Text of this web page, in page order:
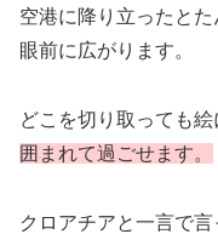
空港に降り立ったと
眼前に広がります。
どこを切り取っても絵
囲まれて過ごせます。
クロアチアと一言で